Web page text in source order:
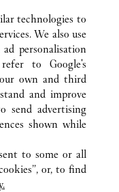
Tumblr
in New TabVisit us on Youtube
Link Opens in New
ESTADOS UNIDOS
DRIVE
technologies to
We also use
personalisation
refer to Google's
own and third
and improve
send advertising
shown while
to some or all
or, to find